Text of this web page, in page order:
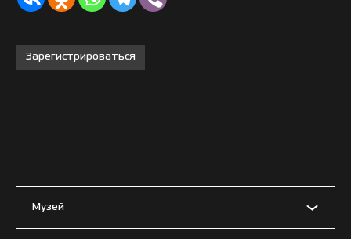
Зарегистрироваться
Музей